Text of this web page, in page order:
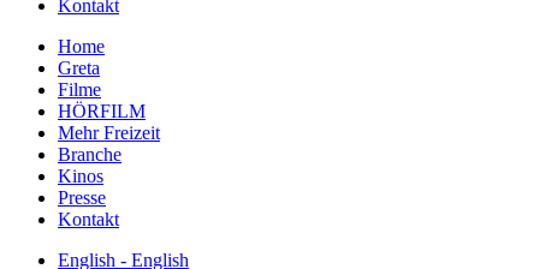
Kontakt
Home
Greta
Filme
HÖRFILM
Mehr Freizeit
Branche
Kinos
Presse
Kontakt
English - English